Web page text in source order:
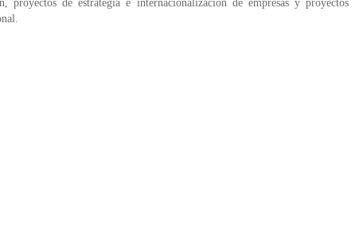
proyectos de estrategia e internacionalización de empresas y proyectos